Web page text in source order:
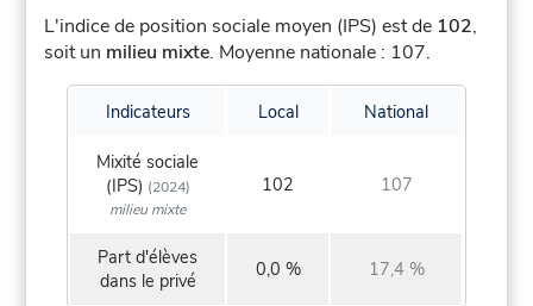
L'indice de position sociale moyen (IPS) est de 102,
soit un milieu mixte. Moyenne nationale : 107.
Indicateurs Local National
Mixité sociale
(IPS) (2024)
milieu mixte
102 107
Part d'élèves
dans le privé
0,0 % 17,4 %